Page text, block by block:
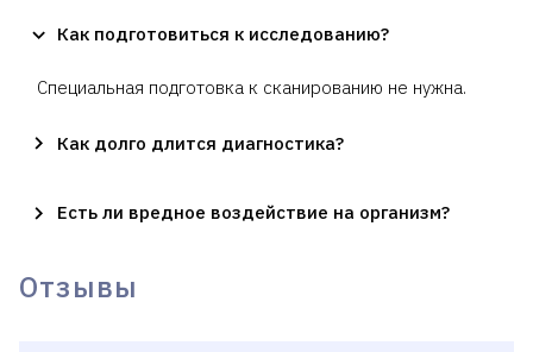
Как подготовиться к исследованию?
Специальная подготовка к сканированию не нужна.
Как долго длится диагностика?
Есть ли вредное воздействие на организм?
Отзывы